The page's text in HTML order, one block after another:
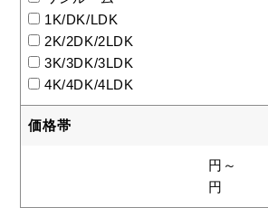
1K/DK/LDK
2K/2DK/2LDK
3K/3DK/3LDK
4K/4DK/4LDK
価格帯
円～
円